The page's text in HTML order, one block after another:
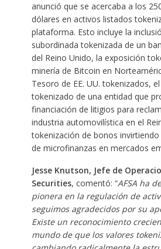
anunció que se acercaba a los
dólares en activos listados
plataforma. Esto incluye la
subordinada tokenizada de un
del Reino Unido, la exposición
minería de Bitcoin en
Tesoro de EE. UU. tokenizados,
tokenizado de una entidad que
financiación de litigios para
industria automovilística en el
tokenización de bonos
de microfinanzas en mercados
Jesse Knutson, Jefe de
Securities, comentó: “AFSA ha
pionera en la regulación de
seguimos agradecidos por su
Existe un reconocimiento
mundo de que los valores